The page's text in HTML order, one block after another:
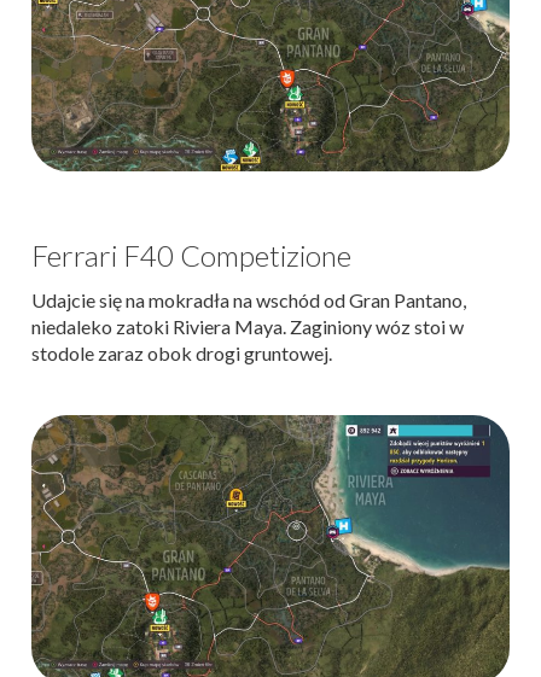
Ferrari F40 Competizione
Udajcie się na mokradła na wschód od Gran Pantano,
niedaleko zatoki Riviera Maya. Zaginiony wóz stoi w
stodole zaraz obok drogi gruntowej.